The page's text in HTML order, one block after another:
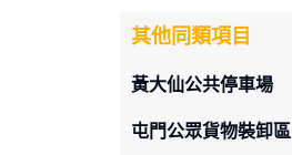
其他同類項目
黃大仙公共停車場
屯門公眾貨物裝卸區